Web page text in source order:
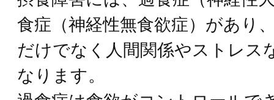
食症（神経性無食欲症）があり
だけでなく人間関係やストレス
なります。